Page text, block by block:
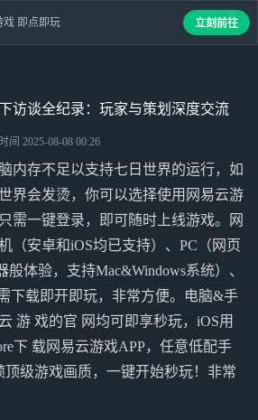
访谈全纪录：玩家与策划深度交流
间 2025-08-08 00:26
内存不足以支持七日世界的运行，如
界会发烫，你可以选择使用网易云游
需一键登录，即可随时上线游戏。网
（安卓和iOS均已支持）、PC（网页
体验，支持Mac&Windows系统）、
下载即开即玩，非常方便。电脑&手
游 戏的官 网均可即享秒玩，iOS用
下 载网易云游戏APP，任意低配手
顶级游戏画质，一键开始秒玩！非常
戏 即点即玩 立刻前往